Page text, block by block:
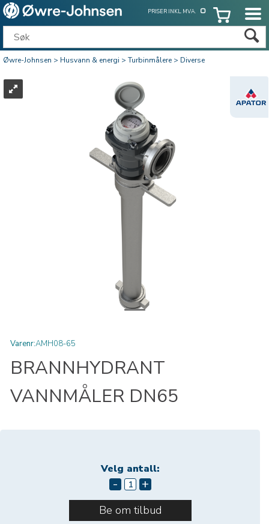
PRISER INKL. MVA.
Øwre-Johnsen>Husvann & energi>Turbinmålere>Diverse
Varenr:AMH08-65
BRANNHYDRANT
VANNMÅLER DN65
Velg antall:
- +
Be om tilbud